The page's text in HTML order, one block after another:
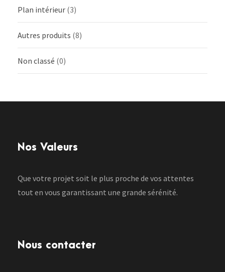
Plan intérieur (3)
Autres produits (8)
Non classé (0)
Nos Valeurs
Que votre projet soit le plus proche de vos attentes
tout en vous garantissant une grande sérénité.
Nous contacter